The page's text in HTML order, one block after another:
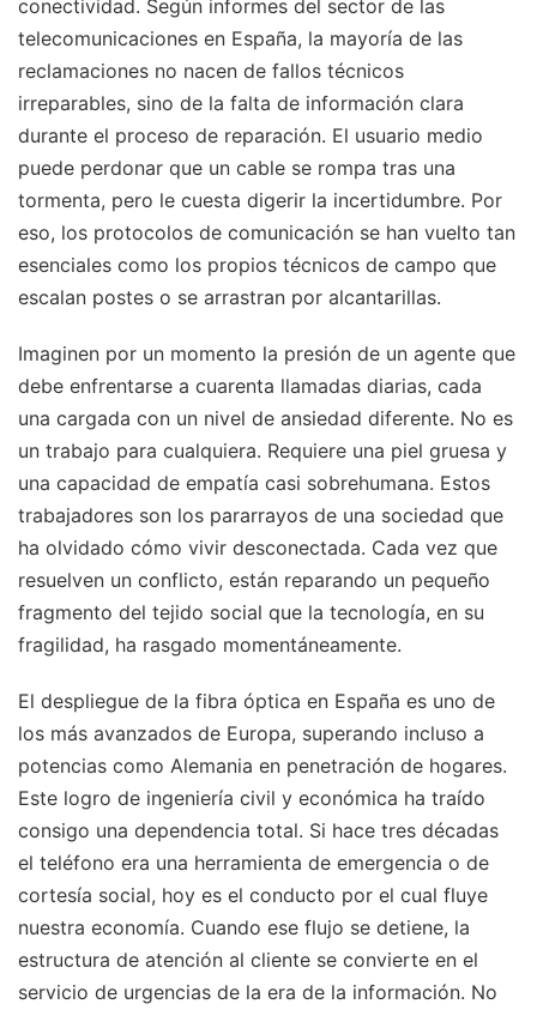
conectividad. Según informes del sector de las
telecomunicaciones en España, la mayoría de las
reclamaciones no nacen de fallos técnicos
irreparables, sino de la falta de información clara
durante el proceso de reparación. El usuario medio
puede perdonar que un cable se rompa tras una
tormenta, pero le cuesta digerir la incertidumbre. Por
eso, los protocolos de comunicación se han vuelto tan
esenciales como los propios técnicos de campo que
escalan postes o se arrastran por alcantarillas.
Imaginen por un momento la presión de un agente que
debe enfrentarse a cuarenta llamadas diarias, cada
una cargada con un nivel de ansiedad diferente. No es
un trabajo para cualquiera. Requiere una piel gruesa y
una capacidad de empatía casi sobrehumana. Estos
trabajadores son los pararrayos de una sociedad que
ha olvidado cómo vivir desconectada. Cada vez que
resuelven un conflicto, están reparando un pequeño
fragmento del tejido social que la tecnología, en su
fragilidad, ha rasgado momentáneamente.
El despliegue de la fibra óptica en España es uno de
los más avanzados de Europa, superando incluso a
potencias como Alemania en penetración de hogares.
Este logro de ingeniería civil y económica ha traído
consigo una dependencia total. Si hace tres décadas
el teléfono era una herramienta de emergencia o de
cortesía social, hoy es el conducto por el cual fluye
nuestra economía. Cuando ese flujo se detiene, la
estructura de atención al cliente se convierte en el
servicio de urgencias de la era de la información. No